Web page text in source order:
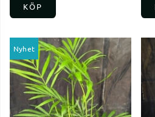
KÖP
Nyhet